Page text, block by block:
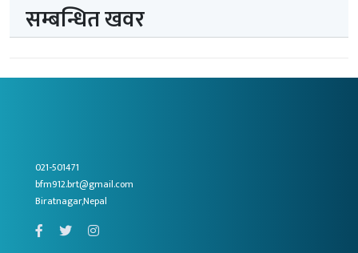
सम्बन्धित खवर
021-501471
bfm912.brt@gmail.com
Biratnagar,Nepal